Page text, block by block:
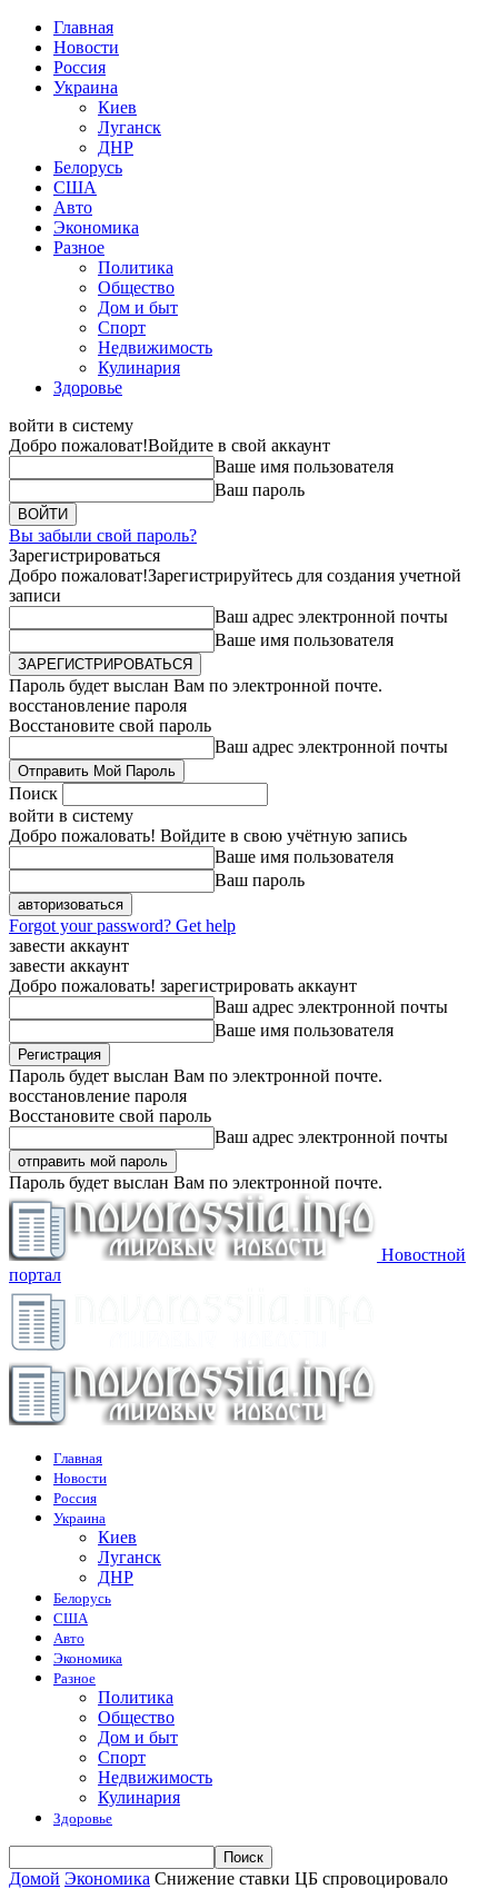
Главная
Новости
Россия
Украина
Киев
Луганск
ДНР
Белорусь
США
Авто
Экономика
Разное
Политика
Общество
Дом и быт
Спорт
Недвижимость
Кулинария
Здоровье
войти в систему
Добро пожаловат!Войдите в свой аккаунт
Ваше имя пользователя
Ваш пароль
Вы забыли свой пароль?
Зарегистрироваться
Добро пожаловат!Зарегистрируйтесь для создания учетной
записи
Ваш адрес электронной почты
Ваше имя пользователя
Пароль будет выслан Вам по электронной почте.
восстановление пароля
Восстановите свой пароль
Ваш адрес электронной почты
Поиск
войти в систему
Добро пожаловать! Войдите в свою учётную запись
Ваше имя пользователя
Ваш пароль
Forgot your password? Get help
завести аккаунт
завести аккаунт
Добро пожаловать! зарегистрировать аккаунт
Ваш адрес электронной почты
Ваше имя пользователя
Пароль будет выслан Вам по электронной почте.
восстановление пароля
Восстановите свой пароль
Ваш адрес электронной почты
Пароль будет выслан Вам по электронной почте.
Новостной
портал
Главная
Новости
Россия
Украина
Киев
Луганск
ДНР
Белорусь
США
Авто
Экономика
Разное
Политика
Общество
Дом и быт
Спорт
Недвижимость
Кулинария
Здоровье
Домой Экономика Снижение ставки ЦБ спровоцировало